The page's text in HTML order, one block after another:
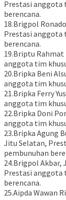
Prestasi anggota
berencana.
18.Brigpol
Prestasi anggota
berencana.
19.Briptu Rahmat
anggota tim
20.Bripka Beni
anggota tim
21.Bripka Ferry
anggota tim
22.Bripka Doni
anggota tim
23.Bripka Agung
Jitu Selatan,
pembunuhan
24.Brigpol Akbar,
Prestasi anggota
berencana.
25.Aipda Wawan